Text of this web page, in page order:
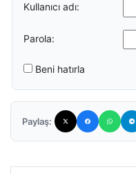
Kullanıcı adı:
Parola:
Beni hatırla
Paylaş: